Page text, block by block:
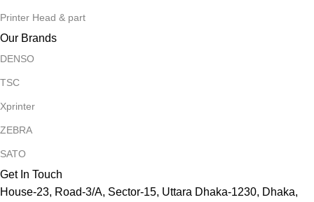
Printer Head & part
Our Brands
DENSO
TSC
Xprinter
ZEBRA
SATO
Get In Touch
House-23, Road-3/A, Sector-15, Uttara Dhaka-1230, Dhaka,